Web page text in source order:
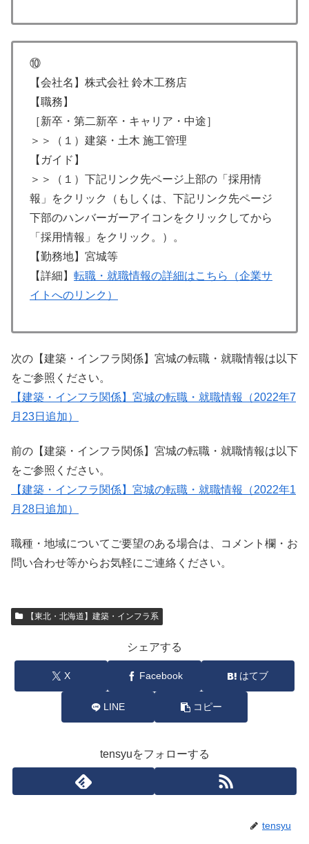
⑩
【会社名】株式会社 鈴木工務店
【職務】
［新卒・第二新卒・キャリア・中途］
＞＞（１）建築・土木 施工管理
【ガイド】
＞＞（１）下記リンク先ページ上部の「採用情
報」をクリック（もしくは、下記リンク先ページ
下部のハンバーガーアイコンをクリックしてから
「採用情報」をクリック。）。
【勤務地】宮城等
【詳細】 転職・就職情報の詳細はこちら（企業サ
イトへのリンク）
次の【建築・インフラ関係】宮城の転職・就職情報は以下
をご参照ください。
【建築・インフラ関係】宮城の転職・就職情報（2022年7
月23日追加）
前の【建築・インフラ関係】宮城の転職・就職情報は以下
をご参照ください。
【建築・インフラ関係】宮城の転職・就職情報（2022年1
月28日追加）
職種・地域についてご要望のある場合は、コメント欄・お
問い合わせ等からお気軽にご連絡ください。
【東北・北海道】建築・インフラ系
シェアする
X Facebook はてブ
LINE コピー
tensyuをフォローする
tensyu